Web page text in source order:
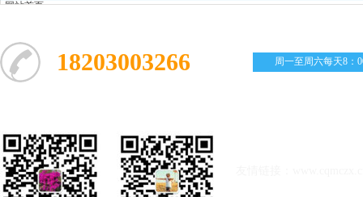
网站首页
会计服务
工商代理
社保服务
常见问题
联系我们
周一至周六每天8：
18203003266